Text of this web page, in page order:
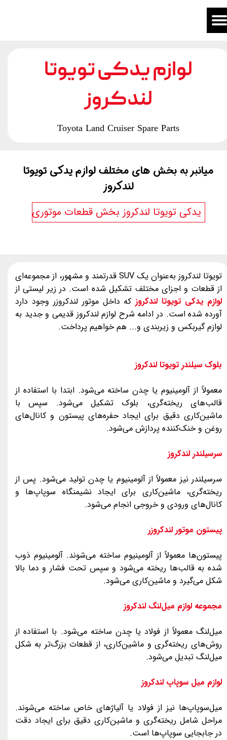
لوازم یدکی تویوتا
لندکروز
​Toyota Land Cruiser Spare Parts
میانبر به بخش های مختلف لوازم یدکی تویوتا
لندکروز
لوازم یدکی تویوتا لندکروز بخش قطعات موتوری
تویوتا لندکروز به‌عنوان یک SUV قدرتمند و مشهور، از مجموعه‌ای
از قطعات و اجزای مختلف تشکیل شده است. در زیر لیستی از
لوازم یدکی تویوتا لندکروزکه داخل موتور لندکروزر وجود دارد
آورده شده است. در ادامه شرح لوازم لندکروز قدیمی و جدید به
لوازم گیربکس و زیربندی و... هم خواهیم پرداخت.
بلوک سیلندر تویوتا لندکروز
معمولاً از آلومینیوم یا چدن ساخته می‌شود. ابتدا با استفاده از
قالب‌های ریخته‌گری، بلوک تشکیل می‌شود. سپس با
ماشین‌کاری دقیق برای ایجاد حفره‌های پیستون و کانال‌های
روغن و خنک‌کننده پردازش می‌شود.
سرسیلندر لندکروز
سرسیلندر نیز معمولاً از آلومینیوم یا چدن تولید می‌شود. پس از
ریخته‌گری، ماشین‌کاری برای ایجاد نشیمنگاه سوپاپ‌ها و
کانال‌های ورودی و خروجی انجام می‌شود.
پیستون‌ موتور لندکروزر
پیستون‌ها معمولاً از آلومینیوم ساخته می‌شوند. آلومینیوم ذوب
شده به قالب‌ها ریخته می‌شود و سپس تحت فشار و دما بالا
شکل می‌گیرد و ماشین‌کاری می‌شود.
مجموعه لوازم میل‌لنگ لندکروز
میل‌لنگ معمولاً از فولاد یا چدن ساخته می‌شود. با استفاده از
روش‌های ریخته‌گری و ماشین‌کاری، از قطعات بزرگ‌تر به شکل
میل‌لنگ تبدیل می‌شود.
لوازم میل‌ سوپاپ لندکروز
میل‌سوپاپ‌ها نیز از فولاد یا آلیاژهای خاص ساخته می‌شوند.
مراحل شامل ریخته‌گری و ماشین‌کاری دقیق برای ایجاد دقت
در جابجایی سوپاپ‌ها است.